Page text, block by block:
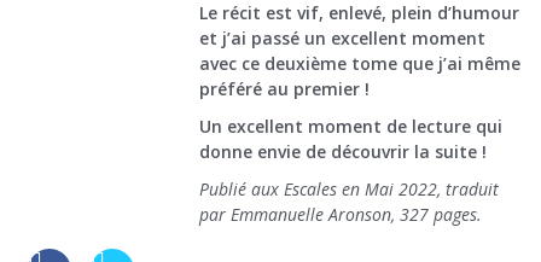
Le récit est vif, enlevé, plein d’humour
et j’ai passé un excellent moment
avec ce deuxième tome que j’ai même
préféré au premier !
Un excellent moment de lecture qui
donne envie de découvrir la suite !
Publié aux Escales en Mai 2022, traduit
par Emmanuelle Aronson, 327 pages.